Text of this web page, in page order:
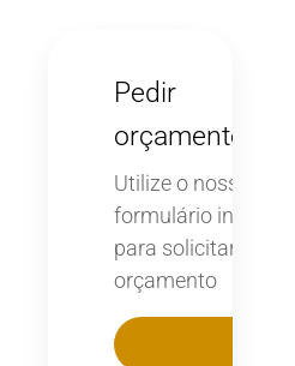
Pedir
orçamento
Utilize o nosso
formulário interativo
para solicitar
orçamento